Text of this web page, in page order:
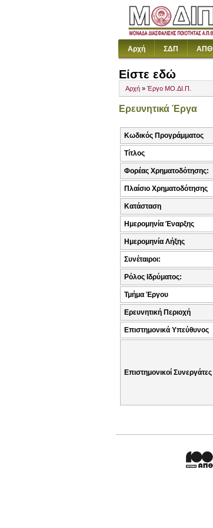
Αρχή ΣΔΠ ΑΠΘ
Είστε εδώ
Αρχή » Έργο ΜΟ.ΔΙ.Π.
Ερευνητικά Έργα
Κωδικός Προγράμματος
Τίτλος
Φορέας Χρηματοδότησης:
Πλαίσιο Χρηματοδότησης
Κατάσταση
Ημερομηνία Έναρξης
Ημερομηνία Λήξης
Συνέταιροι:
Ρόλος Ιδρύματος:
Τμήμα Έργου
Ερευνητική Περιοχή
Επιστημονικά Υπεύθυνος
Επιστημονικοί Συνεργάτες